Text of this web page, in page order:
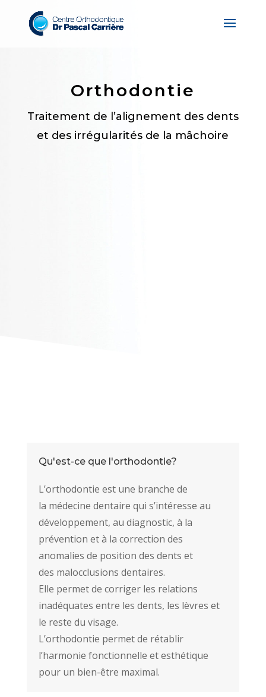
Orthodontie
Traitement de l’alignement des dents
et des irrégularités de la mâchoire
Qu'est-ce que l'orthodontie?
L’orthodontie est une branche de
la médecine dentaire qui s’intéresse au
développement, au diagnostic, à la
prévention et à la correction des
anomalies de position des dents et
des malocclusions dentaires.
Elle permet de corriger les relations
inadéquates entre les dents, les lèvres et
le reste du visage.
L’orthodontie permet de rétablir
l’harmonie fonctionnelle et esthétique
pour un bien-être maximal.